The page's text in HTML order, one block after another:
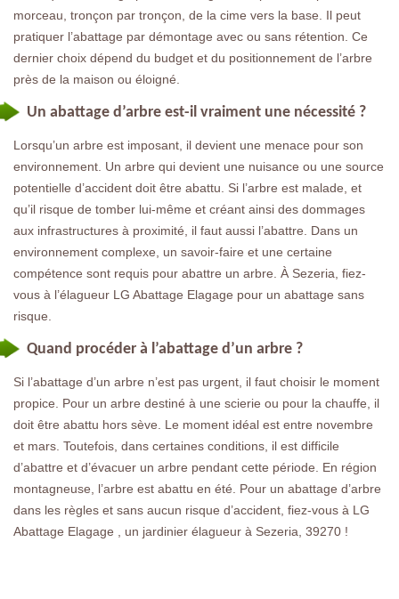
morceau, tronçon par tronçon, de la cime vers la base. Il peut
pratiquer l’abattage par démontage avec ou sans rétention. Ce
dernier choix dépend du budget et du positionnement de l’arbre
près de la maison ou éloigné.
Un abattage d’arbre est-il vraiment une nécessité ?
Lorsqu’un arbre est imposant, il devient une menace pour son
environnement. Un arbre qui devient une nuisance ou une source
potentielle d’accident doit être abattu. Si l’arbre est malade, et
qu’il risque de tomber lui-même et créant ainsi des dommages
aux infrastructures à proximité, il faut aussi l’abattre. Dans un
environnement complexe, un savoir-faire et une certaine
compétence sont requis pour abattre un arbre. À Sezeria, fiez-
vous à l’élagueur LG Abattage Elagage pour un abattage sans
risque.
Quand procéder à l’abattage d’un arbre ?
Si l’abattage d’un arbre n’est pas urgent, il faut choisir le moment
propice. Pour un arbre destiné à une scierie ou pour la chauffe, il
doit être abattu hors sève. Le moment idéal est entre novembre
et mars. Toutefois, dans certaines conditions, il est difficile
d’abattre et d’évacuer un arbre pendant cette période. En région
montagneuse, l’arbre est abattu en été. Pour un abattage d’arbre
dans les règles et sans aucun risque d’accident, fiez-vous à LG
Abattage Elagage , un jardinier élagueur à Sezeria, 39270 !